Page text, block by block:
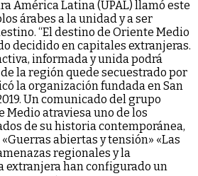
América Latina (UPAL) llamó este
árabes a la unidad y a ser
“El destino de Oriente Medio
decidido en capitales extranjeras.
informada y unida podrá
la región quede secuestrado por
la organización fundada en San
Un comunicado del grupo
Medio atraviesa uno de los
de su historia contemporánea,
abiertas y tensión» «Las
regionales y la
han configurado un